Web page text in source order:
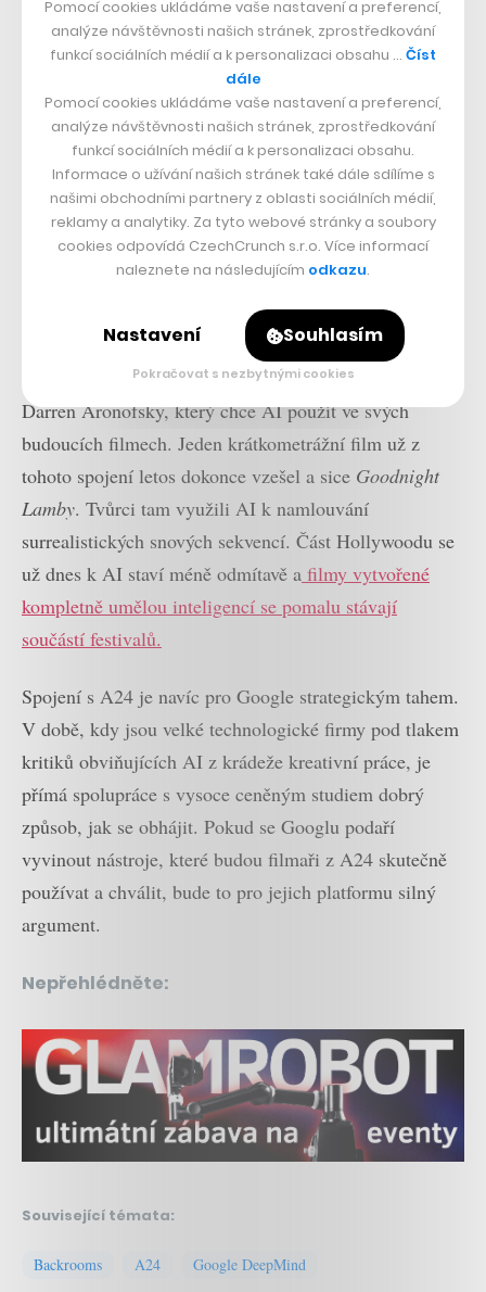
Pro DeepMind to navíc není první spojení se světem
filmu. Spolupracuje s ní například i filmový režisér
Darren Aronofsky, který chce AI použít ve svých
budoucích filmech. Jeden krátkometrážní film už z
tohoto spojení letos dokonce vzešel a sice Goodnight
Lamby. Tvůrci tam využili AI k namlouvání
surrealistických snových sekvencí. Část Hollywoodu se
už dnes k AI staví méně odmítavě a filmy vytvořené
kompletně umělou inteligencí se pomalu stávají
součástí festivalů.
Spojení s A24 je navíc pro Google strategickým tahem.
V době, kdy jsou velké technologické firmy pod tlakem
kritiků obviňujících AI z krádeže kreativní práce, je
přímá spolupráce s vysoce ceněným studiem dobrý
způsob, jak se obhájit. Pokud se Googlu podaří
vyvinout nástroje, které budou filmaři z A24 skutečně
používat a chválit, bude to pro jejich platformu silný
argument.
Nepřehlédněte:
Související témata:
Backrooms A24 Google DeepMind
Pomocí cookies ukládáme vaše nastavení a preferencí,
analýze návštěvnosti našich stránek, zprostředkování
funkcí sociálních médií a k personalizaci obsahu … Číst
dále
Pomocí cookies ukládáme vaše nastavení a preferencí,
analýze návštěvnosti našich stránek, zprostředkování
funkcí sociálních médií a k personalizaci obsahu.
Informace o užívání našich stránek také dále sdílíme s
našimi obchodními partnery z oblasti sociálních médií,
reklamy a analytiky. Za tyto webové stránky a soubory
cookies odpovídá CzechCrunch s.r.o. Více informací
naleznete na následujícím odkazu.
Nastavení Souhlasím
Pokračovat s nezbytnými cookies